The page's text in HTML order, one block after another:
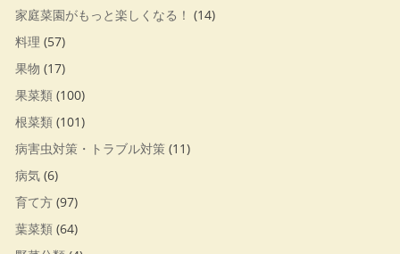
家庭菜園がもっと楽しくなる！ (14)
料理 (57)
果物 (17)
果菜類 (100)
根菜類 (101)
病害虫対策・トラブル対策 (11)
病気 (6)
育て方 (97)
葉菜類 (64)